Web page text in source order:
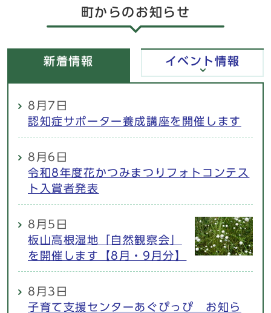
町からのお知らせ
新着情報 イベント情報
8月7日
認知症サポーター養成講座を開催します
8月6日
令和8年度花かつみまつりフォトコンテス
ト入賞者発表
8月5日
板山高根湿地「自然観察会」
を開催します【8月・9月分】
8月3日
子育て支援センターあぐぴっぴ お知ら